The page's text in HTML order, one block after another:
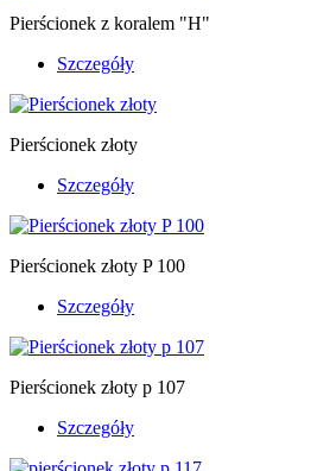
Pierścionek z koralem "H"
Szczegóły
Pierścionek złoty
Szczegóły
Pierścionek złoty P 100
Szczegóły
Pierścionek złoty p 107
Szczegóły